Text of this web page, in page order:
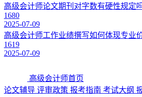
高级会计师论文期刊对字数有硬性规定吗
1680
2025-07-09
高级会计师工作业绩撰写如何体现专业
1619
2025-07-09
高级会计师首页
论文辅导 评审政策 报考指南 考试大纲